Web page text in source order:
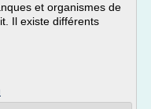
et organismes de
Il existe différents